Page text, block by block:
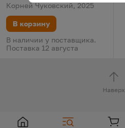
Глобальная навигация
Корней Чуковский, 2025
В корзину
В наличии у поставщика.
Поставка 12 августа
Наверх